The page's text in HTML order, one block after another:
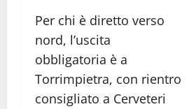
Per chi è diretto verso
nord, l’uscita
obbligatoria è a
Torrimpietra, con rientro
consigliato a Cerveteri